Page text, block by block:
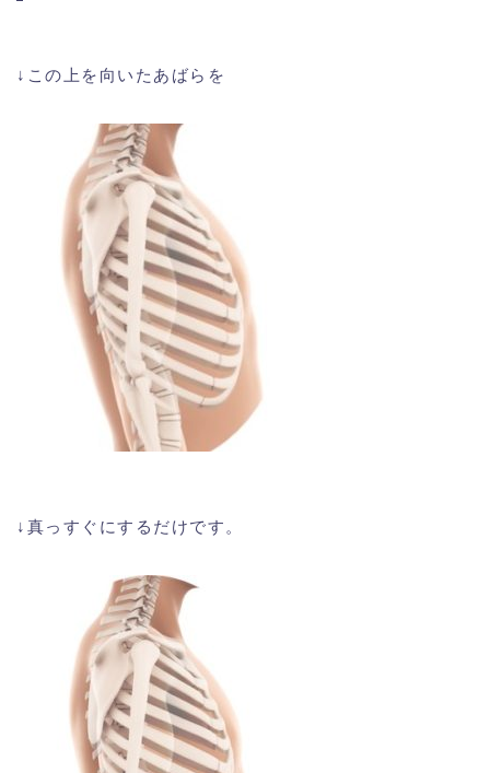
↓この上を向いたあばらを
↓真っすぐにするだけです。